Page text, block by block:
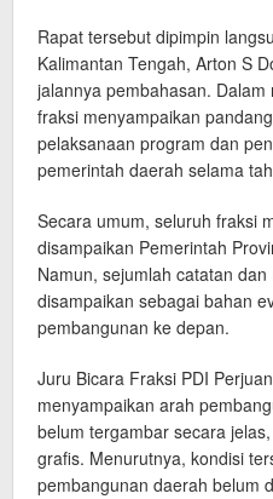
Rapat tersebut dipimpin
Kalimantan Tengah, Arton S
jalannya pembahasan.
fraksi menyampaikan
pelaksanaan program dan
pemerintah daerah selama
Secara umum, seluruh fraksi
disampaikan Pemerintah
Namun, sejumlah catatan
disampaikan sebagai bahan
pembangunan ke depan.
Juru Bicara Fraksi PDI
menyampaikan arah
belum tergambar secara
grafis. Menurutnya, kondisi
pembangunan daerah belum